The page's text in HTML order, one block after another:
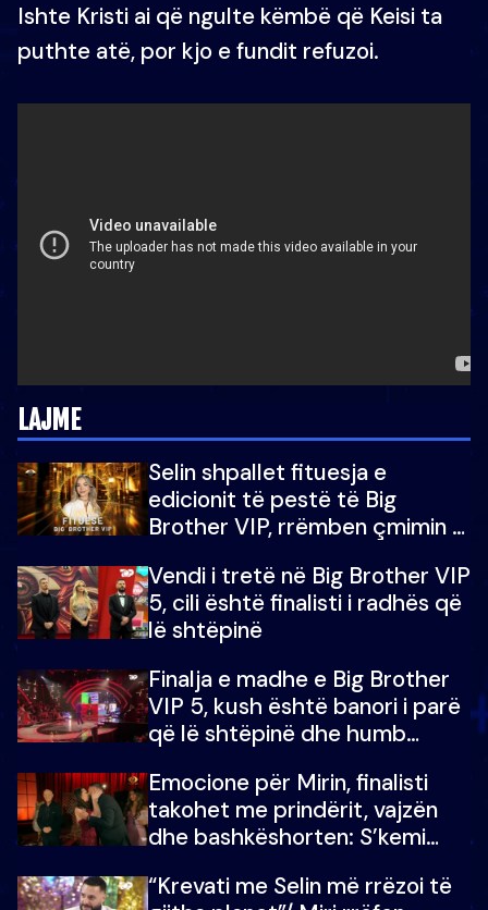
Ishte Kristi ai që ngulte këmbë që Keisi ta
puthte atë, por kjo e fundit refuzoi.
LAJME
Selin shpallet fituesja e
edicionit të pestë të Big
Brother VIP, rrëmben çmimin e
Vendi i tretë në Big Brother VIP
5, cili është finalisti i radhës që
lë shtëpinë
Finalja e madhe e Big Brother
VIP 5, kush është banori i parë
që lë shtëpinë dhe humb
çmimin e madh
Emocione për Mirin, finalisti
takohet me prindërit, vajzën
dhe bashkëshorten: S’kemi
“Krevati me Selin më rrëzoi të